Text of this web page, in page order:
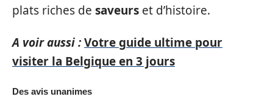
plats riches de saveurs et d’histoire.
A voir aussi :Votre guide ultime pour
visiter la Belgique en 3 jours
Des avis unanimes